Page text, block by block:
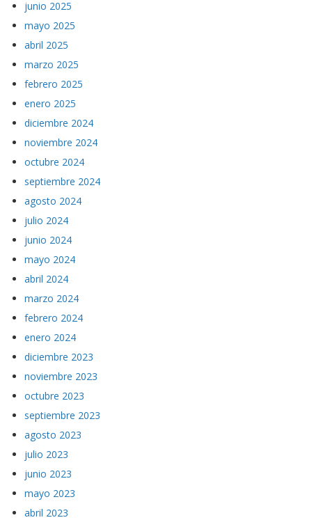
junio 2025
mayo 2025
abril 2025
marzo 2025
febrero 2025
enero 2025
diciembre 2024
noviembre 2024
octubre 2024
septiembre 2024
agosto 2024
julio 2024
junio 2024
mayo 2024
abril 2024
marzo 2024
febrero 2024
enero 2024
diciembre 2023
noviembre 2023
octubre 2023
septiembre 2023
agosto 2023
julio 2023
junio 2023
mayo 2023
abril 2023